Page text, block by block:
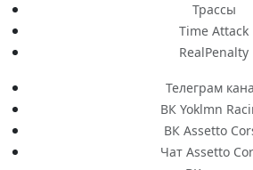
Трассы
Time Attack
RealPenalty
Телеграм
ВК Yoklmn
ВК Assetto
Чат Assetto